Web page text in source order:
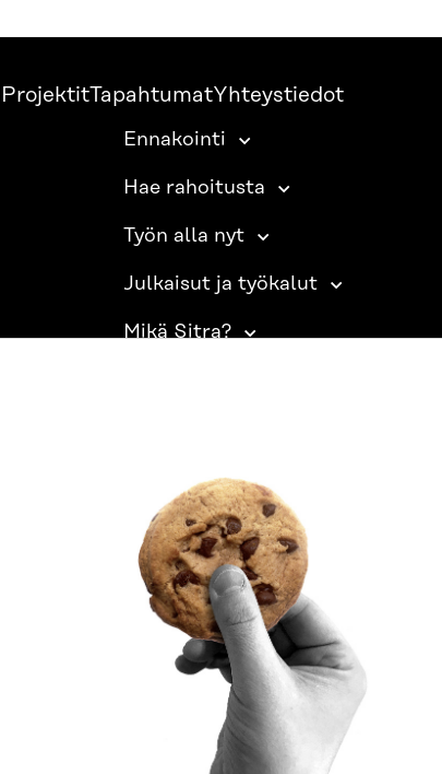
ProjektitTapahtumatYhteystiedot
Ennakointi
Hae rahoitusta
Työn alla nyt
Julkaisut ja työkalut
Mikä Sitra?
SITRA SOSIAALISESSA MEDIASSA